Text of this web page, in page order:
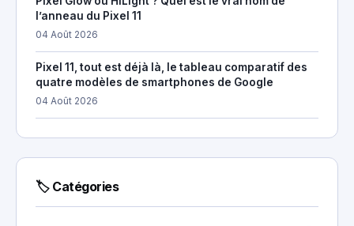
l’anneau du Pixel 11
04 Août 2026
Pixel 11, tout est déjà là, le tableau comparatif des
quatre modèles de smartphones de Google
04 Août 2026
🏷 Catégories